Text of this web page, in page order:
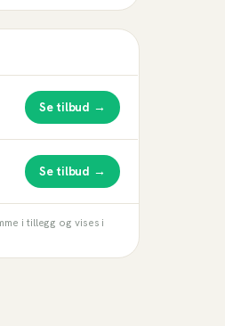
Se tilbud →
Se tilbud →
i tillegg og vises i